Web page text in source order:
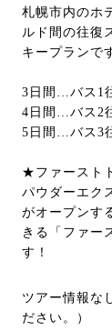
札幌市内のホ
ルド間の往復
キープランで
3日間…バス1
4日間…バス2
5日間…バス3
★ファースト
パウダーエク
がオープンす
きる「ファー
す！
ツアー情報な
ださい。）